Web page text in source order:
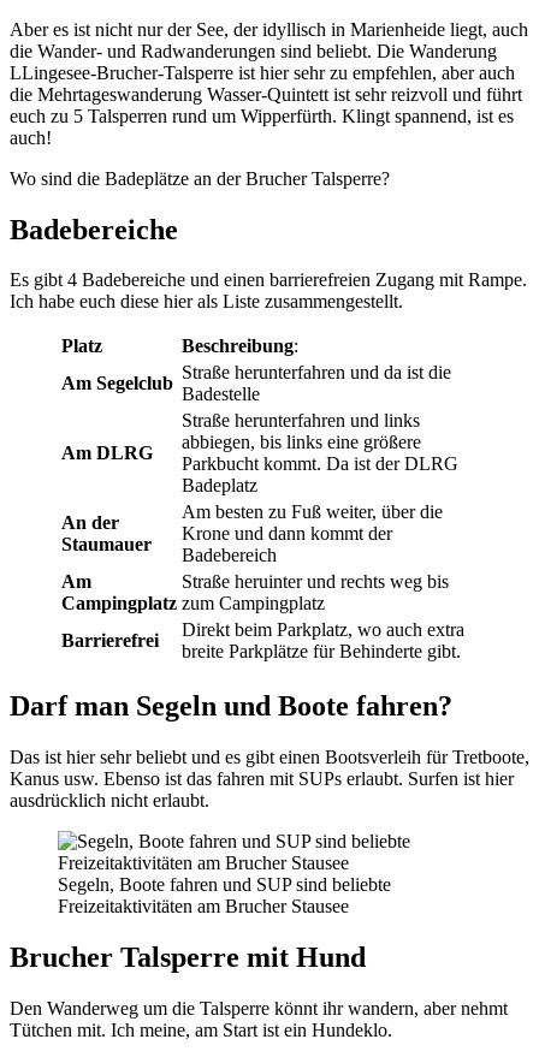
Aber es ist nicht nur der See, der idyllisch in Marienheide liegt, auch
die Wander- und Radwanderungen sind beliebt. Die Wanderung
LLingesee-Brucher-Talsperre ist hier sehr zu empfehlen, aber auch
die Mehrtageswanderung Wasser-Quintett ist sehr reizvoll und führt
euch zu 5 Talsperren rund um Wipperfürth. Klingt spannend, ist es
auch!
Wo sind die Badeplätze an der Brucher Talsperre?
Badebereiche
Es gibt 4 Badebereiche und einen barrierefreien Zugang mit Rampe.
Ich habe euch diese hier als Liste zusammengestellt.
Platz Beschreibung:
Am Segelclub
Straße herunterfahren und da ist die
Badestelle
Am DLRG
Straße herunterfahren und links
abbiegen, bis links eine größere
Parkbucht kommt. Da ist der DLRG
Badeplatz
An der
Staumauer
Am besten zu Fuß weiter, über die
Krone und dann kommt der
Badebereich
Am
Campingplatz
Straße heruinter und rechts weg bis
zum Campingplatz
Barrierefrei
Direkt beim Parkplatz, wo auch extra
breite Parkplätze für Behinderte gibt.
Darf man Segeln und Boote fahren?
Das ist hier sehr beliebt und es gibt einen Bootsverleih für Tretboote,
Kanus usw. Ebenso ist das fahren mit SUPs erlaubt. Surfen ist hier
ausdrücklich nicht erlaubt.
Segeln, Boote fahren und SUP sind beliebte
Freizeitaktivitäten am Brucher Stausee
Brucher Talsperre mit Hund
Den Wanderweg um die Talsperre könnt ihr wandern, aber nehmt
Tütchen mit. Ich meine, am Start ist ein Hundeklo.